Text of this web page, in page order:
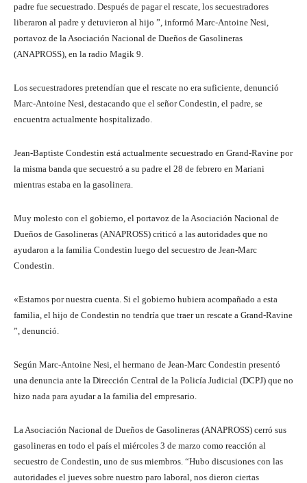
padre fue secuestrado. Después de pagar el rescate, los secuestradores
liberaron al padre y detuvieron al hijo ”, informó Marc-Antoine Nesi,
portavoz de la Asociación Nacional de Dueños de Gasolineras
(ANAPROSS), en la radio Magik 9.
Los secuestradores pretendían que el rescate no era suficiente, denunció
Marc-Antoine Nesi, destacando que el señor Condestin, el padre, se
encuentra actualmente hospitalizado.
Jean-Baptiste Condestin está actualmente secuestrado en Grand-Ravine por
la misma banda que secuestró a su padre el 28 de febrero en Mariani
mientras estaba en la gasolinera.
Muy molesto con el gobierno, el portavoz de la Asociación Nacional de
Dueños de Gasolineras (ANAPROSS) criticó a las autoridades que no
ayudaron a la familia Condestin luego del secuestro de Jean-Marc
Condestin.
«Estamos por nuestra cuenta. Si el gobierno hubiera acompañado a esta
familia, el hijo de Condestin no tendría que traer un rescate a Grand-Ravine
”, denunció.
Según Marc-Antoine Nesi, el hermano de Jean-Marc Condestin presentó
una denuncia ante la Dirección Central de la Policía Judicial (DCPJ) que no
hizo nada para ayudar a la familia del empresario.
La Asociación Nacional de Dueños de Gasolineras (ANAPROSS) cerró sus
gasolineras en todo el país el miércoles 3 de marzo como reacción al
secuestro de Condestin, uno de sus miembros. “Hubo discusiones con las
autoridades el jueves sobre nuestro paro laboral, nos dieron ciertas